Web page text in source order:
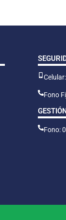
Fono
Fono: